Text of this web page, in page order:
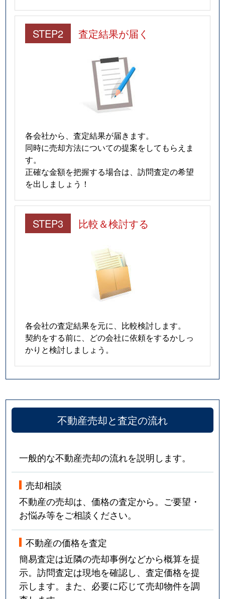
STEP2 査定結果が届く
各会社から、査定結果が届きます。
同時に売却方法についての提案をしてもらえま
す。
正確な金額を把握する場合は、訪問査定の希望
を出しましょう！
STEP3 比較＆検討する
各会社の査定結果を元に、比較検討します。
契約をする前に、どの会社に依頼をするかしっ
かりと検討しましょう。
不動産売却と査定の流れ
一般的な不動産売却の流れを説明します。
売却相談
不動産の売却は、価格の査定から。ご要望・
お悩み等をご相談ください。
不動産の価格を査定
簡易査定は近隣の売却事例などから概算を提
示。訪問査定は現地を確認し、査定価格を提
示します。また、必要に応じて売却物件を調